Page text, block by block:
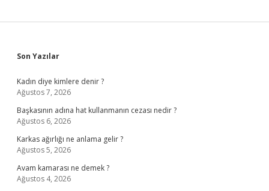
Sidebar
Son Yazılar
Kadın diye kimlere denir ?
Ağustos 7, 2026
Başkasının adına hat kullanmanın cezası nedir ?
Ağustos 6, 2026
Karkas ağırlığı ne anlama gelir ?
Ağustos 5, 2026
Avam kamarası ne demek ?
Ağustos 4, 2026